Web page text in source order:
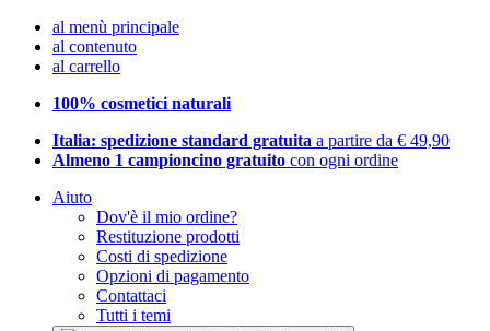
al menù principale
al contenuto
al carrello
100% cosmetici naturali
Italia: spedizione standard gratuita a partire da € 49,90
Almeno 1 campioncino gratuito con ogni ordine
Aiuto
Dov'è il mio ordine?
Restituzione prodotti
Costi di spedizione
Opzioni di pagamento
Contattaci
Tutti i temi